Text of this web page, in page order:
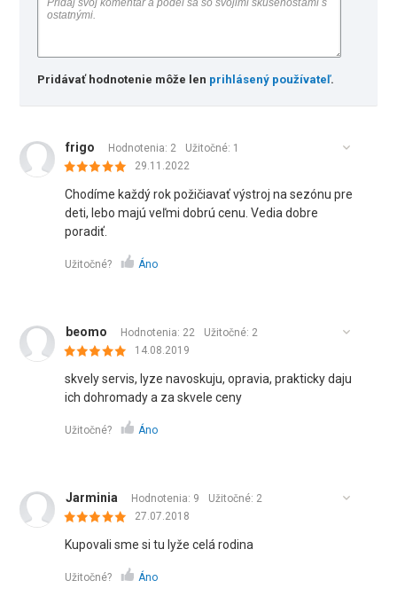
Pridávať hodnotenie môže len prihlásený používateľ.
frigo Hodnotenia: 2 Užitočné: 1
29.11.2022
Chodíme každý rok požičiavať výstroj na sezónu pre
deti, lebo majú veľmi dobrú cenu. Vedia dobre
poradiť.
Užitočné? Áno
beomo Hodnotenia: 22 Užitočné: 2
14.08.2019
skvely servis, lyze navoskuju, opravia, prakticky daju
ich dohromady a za skvele ceny
Užitočné? Áno
Jarminia Hodnotenia: 9 Užitočné: 2
27.07.2018
Kupovali sme si tu lyže celá rodina
Užitočné? Áno